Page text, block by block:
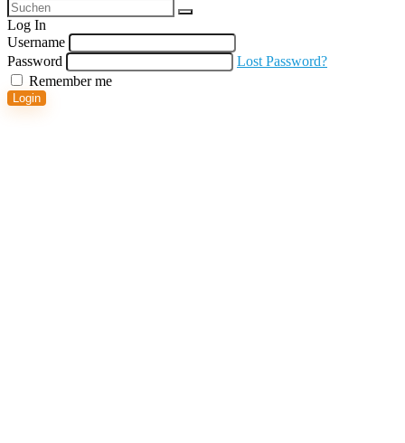
Log In
Username
Password
Lost Password?
Remember me
Login